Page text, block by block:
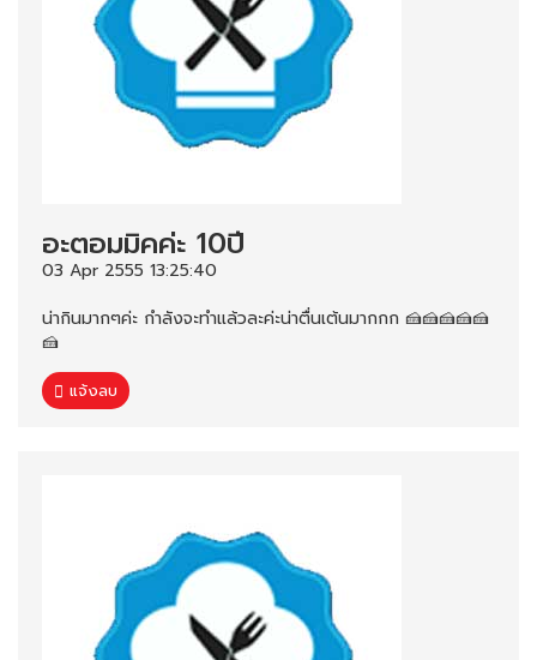
อะตอมมิคค่ะ 10ปี
03 Apr 2555 13:25:40
น่ากินมากๆค่ะ กำลังจะทำแล้วละค่ะน่าตื่นเต้นมากกก 🍰🍰🍰🍰🍰
🍰
แจ้งลบ